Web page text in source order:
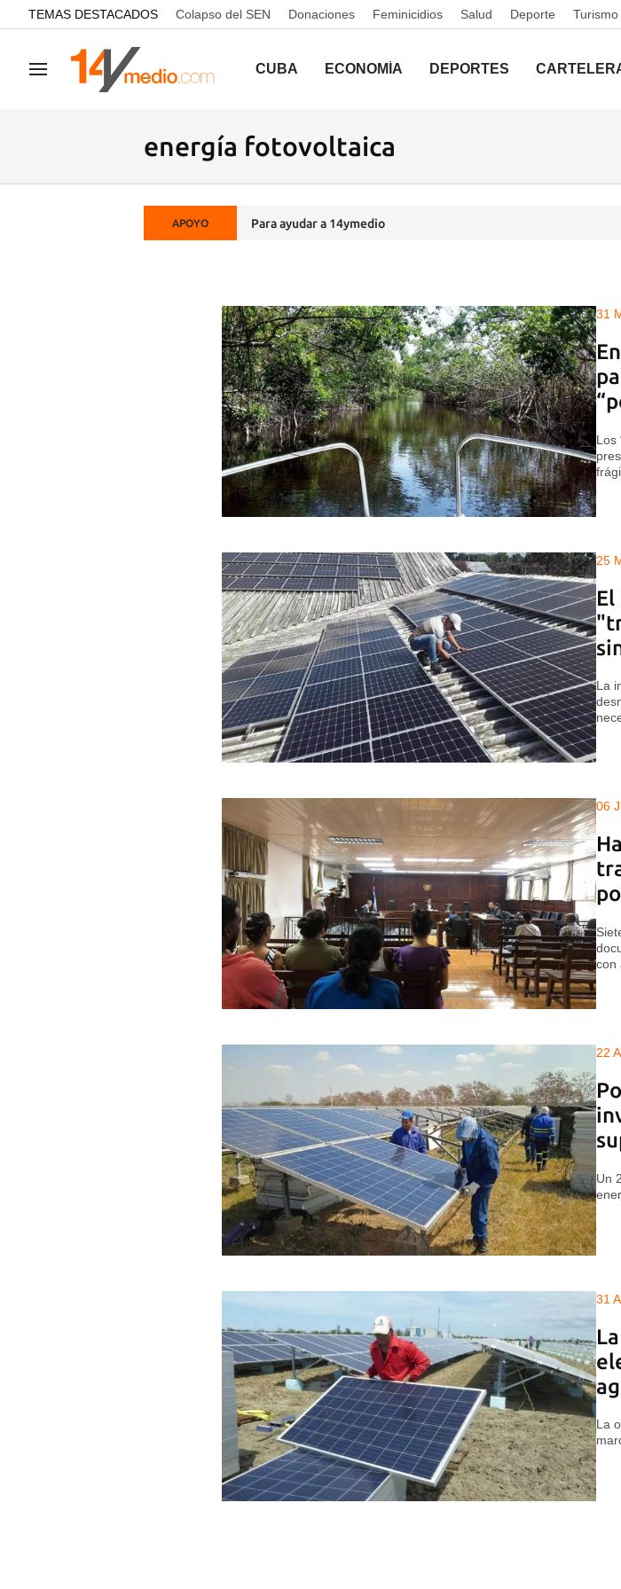
common.go-to-content
TEMAS DESTACADOS Colapso del SEN Donaciones Feminicidios Salud Deporte Turismo
Navegación CUBA ECONOMÍA DEPORTES
energía fotovoltaica
APOYO Para ayudar a 14ymedio
31
Los
25
La
06
con
22
Un
31
La